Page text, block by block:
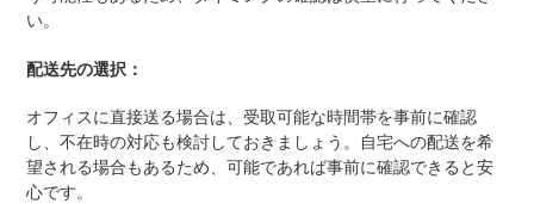
い。
配送先の選択：
オフィスに直接送る場合は、受取可能な時間帯を事前に確認
し、不在時の対応も検討しておきましょう。自宅への配送を希
望される場合もあるため、可能であれば事前に確認できると安
心です。